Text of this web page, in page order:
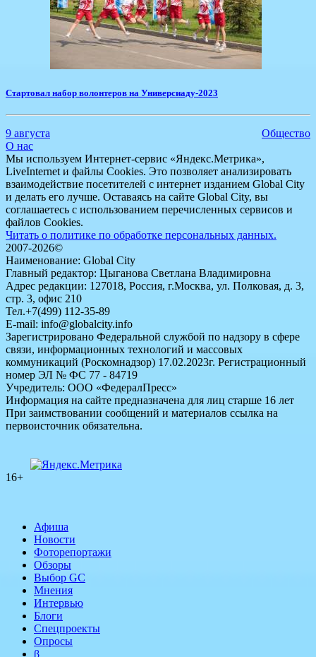
Стартовал набор волонтеров на Универсиаду-2023
9 августа
Общество
О нас
Мы используем Интернет-сервис «Яндекс.Метрика»,
LiveInternet и файлы Cookies. Это позволяет анализировать
взаимодействие посетителей с интернет изданием Global City
и делать его лучше. Оставаясь на сайте Global City, вы
соглашаетесь с использованием перечисленных сервисов и
файлов Cookies.
Читать о политике по обработке персональных данных.
2007-2026©
Наименование: Global City
Главный редактор: Цыганова Светлана Владимировна
Адрес редакции: 127018, Россия, г.Москва, ул. Полковая, д. 3,
стр. 3, офис 210
Тел.+7(499) 112-35-89
E-mail: info@globalcity.info
Зарегистрировано Федеральной службой по надзору в сфере
связи, информационных технологий и массовых
коммуникаций (Роскомнадзор) 17.02.2023г. Регистрационный
номер ЭЛ № ФС 77 - 84719
Учредитель: ООО «ФедералПресс»
Информация на сайте предназначена для лиц старше 16 лет
При заимствовании сообщений и материалов ссылка на
первоисточник обязательна.
16+
Афиша
Новости
Фоторепортажи
Обзоры
Выбор GC
Мнения
Интервью
Блоги
Спецпроекты
Опросы
β